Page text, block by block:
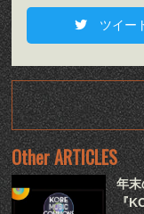
ツイー
Other ARTICLES
年
『